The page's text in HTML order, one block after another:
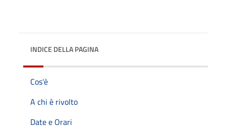
INDICE DELLA PAGINA
Cos'è
A chi è rivolto
Date e Orari